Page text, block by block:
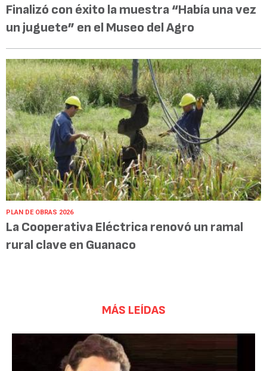
Finalizó con éxito la muestra “Había una vez
un juguete” en el Museo del Agro
PLAN DE OBRAS 2026
La Cooperativa Eléctrica renovó un ramal
rural clave en Guanaco
MÁS LEÍDAS